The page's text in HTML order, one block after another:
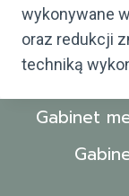
wykonywane
oraz redukcji
techniką
Gabinet